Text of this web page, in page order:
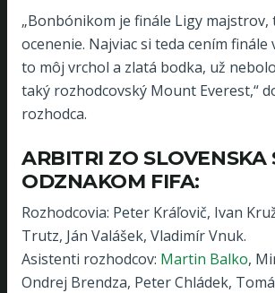
„Bonbónikom je finále Ligy majstrov,
ocenenie. Najviac si teda cením finále
to môj vrchol a zlatá bodka, už
taký rozhodcovský Mount Everest,“
rozhodca.
ARBITRI ZO SLOVENSKA
ODZNAKOM FIFA:
Rozhodcovia: Peter Kráľovič, Ivan
Trutz, Ján Valášek, Vladimír Vnuk.
Asistenti rozhodcov: Martin Balko,
Ondrej Brendza, Peter Chládek,